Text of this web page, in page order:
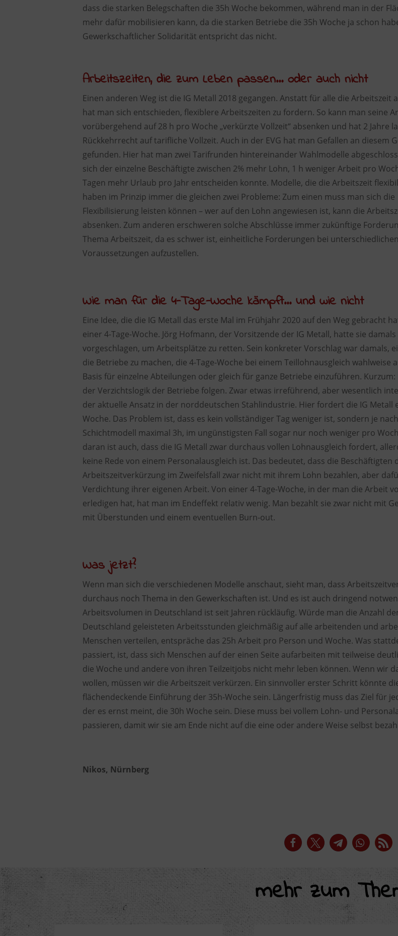
dass die starken Belegschaften die 35h Woche bekommen, während man in der
mehr dafür mobilisieren kann, da die starken Betriebe die 35h Woche ja schon
Gewerkschaftlicher Solidarität entspricht das nicht.
Arbeitszeiten, die zum Leben passen… oder auch nicht
Einen anderen Weg ist die IG Metall 2018 gegangen. Anstatt für alle die Arbeitszeit
hat man sich entschieden, flexiblere Arbeitszeiten zu fordern. So kann man seine
vorübergehend auf 28 h pro Woche „verkürzte Vollzeit“ absenken und hat 2 Jahre
Rückkehrrecht auf tarifliche Vollzeit. Auch in der EVG hat man Gefallen an diesem
gefunden. Hier hat man zwei Tarifrunden hintereinander Wahlmodelle
sich der einzelne Beschäftigte zwischen 2% mehr Lohn, 1 h weniger Arbeit pro
Tagen mehr Urlaub pro Jahr entscheiden konnte. Modelle, die die Arbeitszeit
haben im Prinzip immer die gleichen zwei Probleme: Zum einen muss man sich die
Flexibilisierung leisten können – wer auf den Lohn angewiesen ist, kann die
absenken. Zum anderen erschweren solche Abschlüsse immer zukünftige
Thema Arbeitszeit, da es schwer ist, einheitliche Forderungen bei unterschiedlichen
Voraussetzungen aufzustellen.
Wie man für die 4-Tage-Woche kämpft… und wie nicht
Eine Idee, die die IG Metall das erste Mal im Frühjahr 2020 auf den Weg gebracht
einer 4-Tage-Woche. Jörg Hofmann, der Vorsitzende der IG Metall, hatte sie damals
vorgeschlagen, um Arbeitsplätze zu retten. Sein konkreter Vorschlag war damals,
die Betriebe zu machen, die 4-Tage-Woche bei einem Teillohnausgleich wahlweise
Basis für einzelne Abteilungen oder gleich für ganze Betriebe einzuführen.
der Verzichtslogik der Betriebe folgen. Zwar etwas irreführend, aber wesentlich
der aktuelle Ansatz in der norddeutschen Stahlindustrie. Hier fordert die IG Metall
Woche. Das Problem ist, dass es kein vollständiger Tag weniger ist, sondern je nach
Schichtmodell maximal 3h, im ungünstigsten Fall sogar nur noch weniger pro
daran ist auch, dass die IG Metall zwar durchaus vollen Lohnausgleich fordert,
keine Rede von einem Personalausgleich ist. Das bedeutet, dass die Beschäftigten
Arbeitszeitverkürzung im Zweifelsfall zwar nicht mit ihrem Lohn bezahlen, aber
Verdichtung ihrer eigenen Arbeit. Von einer 4-Tage-Woche, in der man die Arbeit
erledigen hat, hat man im Endeffekt relativ wenig. Man bezahlt sie zwar nicht mit
mit Überstunden und einem eventuellen Burn-out.
Was jetzt?
Wenn man sich die verschiedenen Modelle anschaut, sieht man, dass
durchaus noch Thema in den Gewerkschaften ist. Und es ist auch dringend
Arbeitsvolumen in Deutschland ist seit Jahren rückläufig. Würde man die Anzahl
Deutschland geleisteten Arbeitsstunden gleichmäßig auf alle arbeitenden und
Menschen verteilen, entspräche das 25h Arbeit pro Person und Woche. Was
passiert, ist, dass sich Menschen auf der einen Seite aufarbeiten mit teilweise
die Woche und andere von ihren Teilzeitjobs nicht mehr leben können. Wenn wir
wollen, müssen wir die Arbeitszeit verkürzen. Ein sinnvoller erster Schritt könnte
flächendeckende Einführung der 35h-Woche sein. Längerfristig muss das Ziel für
der es ernst meint, die 30h Woche sein. Diese muss bei vollem Lohn- und
passieren, damit wir sie am Ende nicht auf die eine oder andere Weise selbst
Nikos, Nürnberg
mehr zum